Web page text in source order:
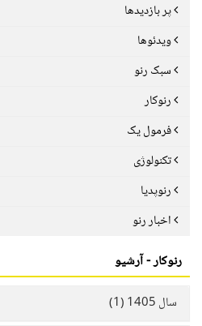
پر بازدیدها
ویدئوها
سبک رنو
رنوکار
فرمول یک
تکنولوژی
رنوپدیا
اخبار رنو
رنوکار - آرشیو
سال 1405 (1)